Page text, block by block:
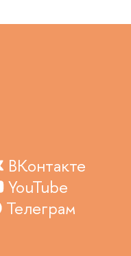
ВКонтакте
YouTube
Телеграм